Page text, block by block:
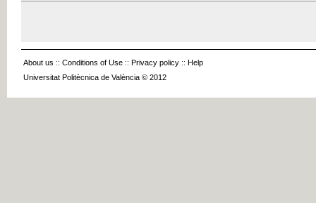
About us :: Conditions of Use :: Privacy policy :: Help
Universitat Politècnica de València © 2012